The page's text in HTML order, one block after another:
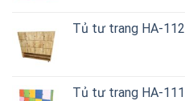
Tủ tư trang HA-112
Tủ tư trang HA-111